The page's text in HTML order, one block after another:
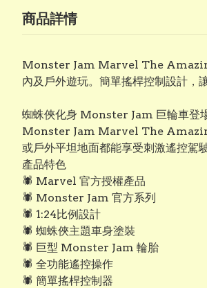
商品詳情
Monster Jam Marvel The
內及戶外遊玩。簡單搖桿控制設計，
蜘蛛俠化身 Monster Jam 巨輪車登
Monster Jam Marvel The
或戶外平坦地面都能享受刺激遙控駕駛
產品特色
🕷️ Marvel 官方授權產品
🕷️ Monster Jam 官方系列
🕷️ 1:24比例設計
🕷️ 蜘蛛俠主題車身塗裝
🕷️ 巨型 Monster Jam 輪胎
🕷️ 全功能遙控操作
🕷️ 簡單搖桿控制器